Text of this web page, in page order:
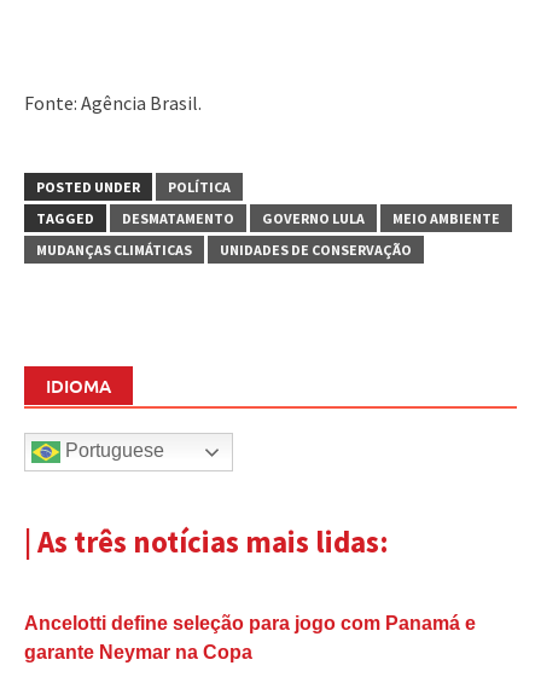
Fonte: Agência Brasil.
POSTED UNDER
POLÍTICA
TAGGED
DESMATAMENTO GOVERNO LULA
MEIO AMBIENTE
MUDANÇAS CLIMÁTICAS
UNIDADES DE CONSERVAÇÃO
IDIOMA
Portuguese
| As três notícias mais lidas:
Ancelotti define seleção para jogo com Panamá e
garante Neymar na Copa